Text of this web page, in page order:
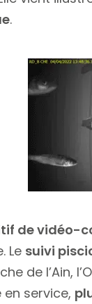
.
de vidéo-
Le suivi
de l’Ain,
service,